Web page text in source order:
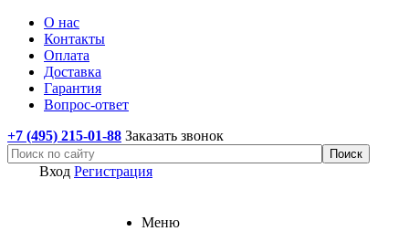
О нас
Контакты
Оплата
Доставка
Гарантия
Вопрос-ответ
+7 (495) 215-01-88 Заказать звонок
Вход Регистрация
Меню